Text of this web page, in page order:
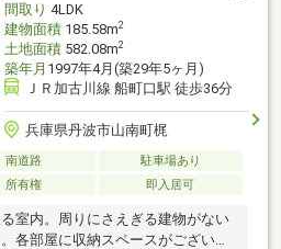
間取り 4LDK
建物面積185.58m2
土地面積582.08m2
築年月 1997年4月(築29年5ヶ月)
ＪＲ加古川線 船町口駅 徒歩36分
兵庫県丹波市山南町梶
南道路
駐車場あり
所有権 即入居可
室内。周りにさえぎる建物がない
各部屋に収納スペースがございま